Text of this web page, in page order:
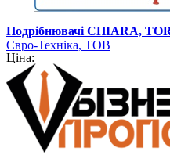
Подрібнювачі CHIARA,
Євро-Техніка, ТОВ
Ціна: